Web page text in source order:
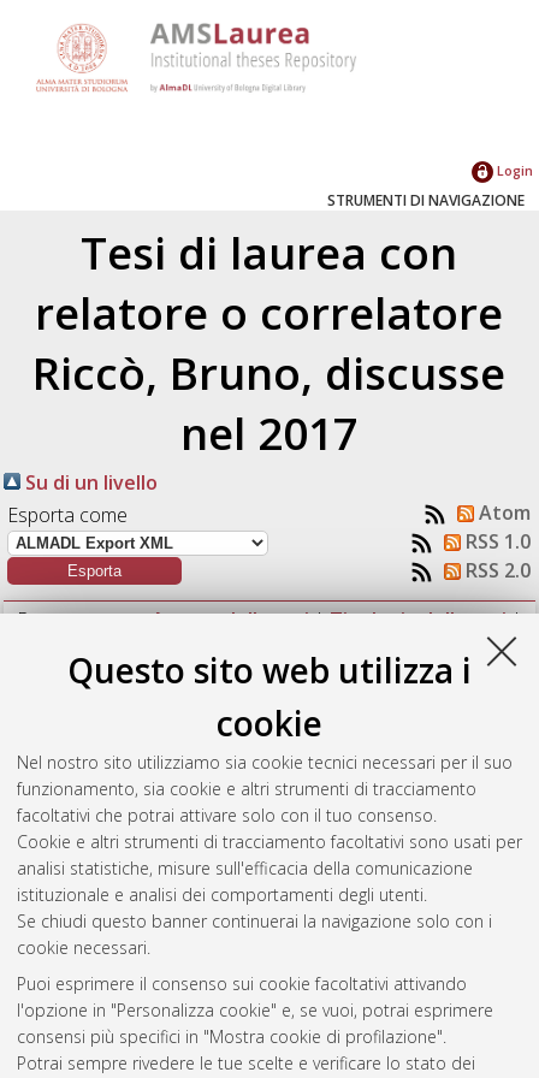
Questo sito web utilizza i
cookie
Nel nostro sito utilizziamo sia cookie tecnici necessari per il suo
funzionamento, sia cookie e altri strumenti di tracciamento
facoltativi che potrai attivare solo con il tuo consenso.
Cookie e altri strumenti di tracciamento facoltativi sono usati per
analisi statistiche, misure sull'efficacia della comunicazione
istituzionale e analisi dei comportamenti degli utenti.
Se chiudi questo banner continuerai la navigazione solo con i
cookie necessari.
Puoi esprimere il consenso sui cookie facoltativi attivando
l'opzione in "Personalizza cookie" e, se vuoi, potrai esprimere
consensi più specifici in "Mostra cookie di profilazione".
Potrai sempre rivedere le tue scelte e verificare lo stato dei
Login
STRUMENTI DI NAVIGAZIONE
Tesi di laurea con
relatore o correlatore
Riccò, Bruno, discusse
nel 2017
Su di un livello
Esporta come
Atom
RSS 1.0
RSS 2.0
Raggruppa per:Autore della tesi|Tipologia della tesi|
di macchine automatiche. [Laurea magistrale], Università di
Bologna, Corso di Studio in Ingegneria elettronica [LM-
DM270], Documento full-text non disponibile
Questa lista e' stata generata ilSat Aug 8 17:11:50 2026
CEST
Atom
Rss 1.0
Rss 2.0